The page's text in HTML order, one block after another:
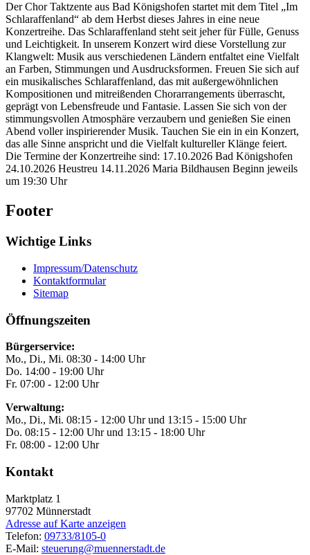
Der Chor Taktzente aus Bad Königshofen startet mit dem Titel „Im
Schlaraffenland“ ab dem Herbst dieses Jahres in eine neue
Konzertreihe. Das Schlaraffenland steht seit jeher für Fülle, Genuss
und Leichtigkeit. In unserem Konzert wird diese Vorstellung zur
Klangwelt: Musik aus verschiedenen Ländern entfaltet eine Vielfalt
an Farben, Stimmungen und Ausdrucksformen. Freuen Sie sich auf
ein musikalisches Schlaraffenland, das mit außergewöhnlichen
Kompositionen und mitreißenden Chorarrangements überrascht,
geprägt von Lebensfreude und Fantasie. Lassen Sie sich von der
stimmungsvollen Atmosphäre verzaubern und genießen Sie einen
Abend voller inspirierender Musik. Tauchen Sie ein in ein Konzert,
das alle Sinne anspricht und die Vielfalt kultureller Klänge feiert.
Die Termine der Konzertreihe sind: 17.10.2026 Bad Königshofen
24.10.2026 Heustreu 14.11.2026 Maria Bildhausen Beginn jeweils
um 19:30 Uhr
Footer
Wichtige Links
Impressum/Datenschutz
Kontaktformular
Sitemap
Öffnungszeiten
Bürgerservice:
Mo., Di., Mi. 08:30 - 14:00 Uhr
Do. 14:00 - 19:00 Uhr
Fr. 07:00 - 12:00 Uhr
Verwaltung:
Mo., Di., Mi. 08:15 - 12:00 Uhr und 13:15 - 15:00 Uhr
Do. 08:15 - 12:00 Uhr und 13:15 - 18:00 Uhr
Fr. 08:00 - 12:00 Uhr
Kontakt
Marktplatz 1
97702 Münnerstadt
Adresse auf Karte anzeigen
Telefon: 09733/8105-0
E-Mail: steuerung@muennerstadt.de